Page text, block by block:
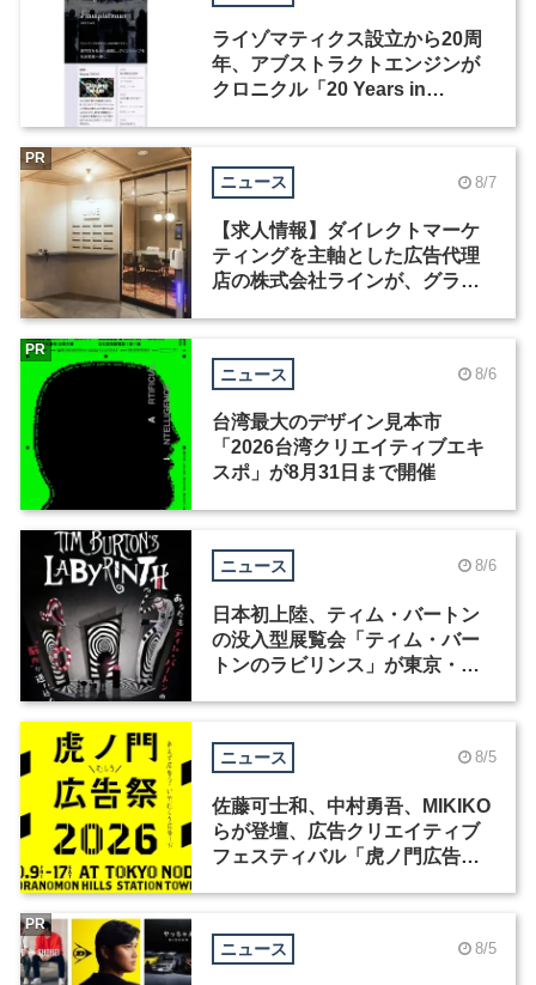
ライゾマティクス設立から20周
年、アブストラクトエンジンが
クロニクル「20 Years in
ニュース 8/7
【求人情報】ダイレクトマーケ
ティングを主軸とした広告代理
店の株式会社ラインが、グラフ
PR
ニュース 8/6
台湾最大のデザイン見本市
「2026台湾クリエイティブエキ
スポ」が8月31日まで開催
PR
ニュース 8/6
日本初上陸、ティム・バートン
の没入型展覧会「ティム・バー
トンのラビリンス」が東京・豊
ニュース 8/5
佐藤可士和、中村勇吾、MIKIKO
らが登壇、広告クリエイティブ
フェスティバル「虎ノ門広告
ニュース 8/5
PR